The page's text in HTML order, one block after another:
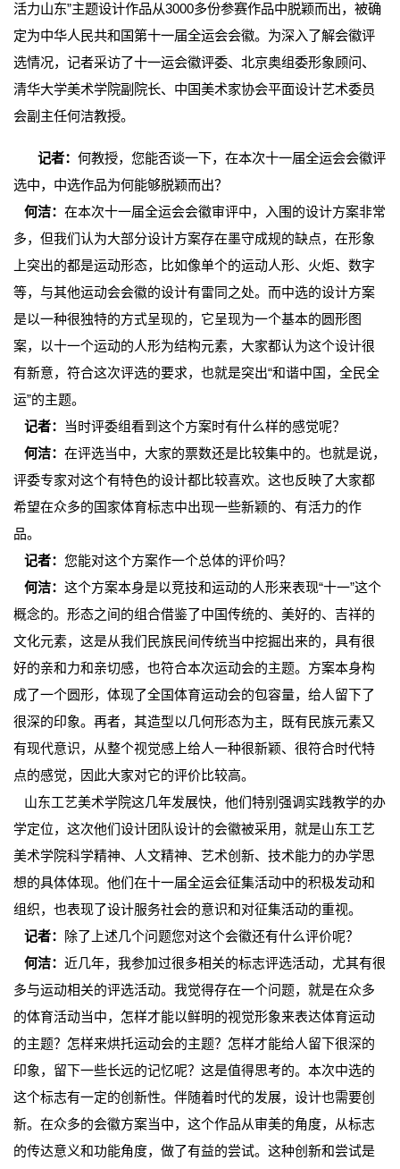
活力山东”主题设计作品从3000多份参赛作品中脱颖而出，被确
定为中华人民共和国第十一届全运会会徽。为深入了解会徽评
选情况，记者采访了十一运会徽评委、北京奥组委形象顾问、
清华大学美术学院副院长、中国美术家协会平面设计艺术委员
会副主任何洁教授。
记者：何教授，您能否谈一下，在本次十一届全运会会徽评
选中，中选作品为何能够脱颖而出？
何洁： 在本次十一届全运会会徽审评中，入围的设计方案非常
多，但我们认为大部分设计方案存在墨守成规的缺点，在形象
上突出的都是运动形态，比如像单个的运动人形、火炬、数字
等，与其他运动会会徽的设计有雷同之处。而中选的设计方案
是以一种很独特的方式呈现的，它呈现为一个基本的圆形图
案，以十一个运动的人形为结构元素，大家都认为这个设计很
有新意，符合这次评选的要求，也就是突出“和谐中国，全民全
运”的主题。
记者：
当时评委组看到这个方案时有什么样的感觉呢？
何洁： 在评选当中，大家的票数还是比较集中的。也就是说，
评委专家对这个有特色的设计都比较喜欢。这也反映了大家都
希望在众多的国家体育标志中出现一些新颖的、有活力的作
品。
记者： 您能对这个方案作一个总体的评价吗？
何洁： 这个方案本身是以竞技和运动的人形来表现“十一”这个
概念的。形态之间的组合借鉴了中国传统的、美好的、吉祥的
文化元素，这是从我们民族民间传统当中挖掘出来的，具有很
好的亲和力和亲切感，也符合本次运动会的主题。方案本身构
成了一个圆形，体现了全国体育运动会的包容量，给人留下了
很深的印象。再者，其造型以几何形态为主，既有民族元素又
有现代意识，从整个视觉感上给人一种很新颖、很符合时代特
点的感觉，因此大家对它的评价比较高。
山东工艺美术学院这几年发展快，他们特别强调实践教学的办
学定位，这次他们设计团队设计的会徽被采用，就是山东工艺
美术学院科学精神、人文精神、艺术创新、技术能力的办学思
想的具体体现。他们在十一届全运会征集活动中的积极发动和
组织，也表现了设计服务社会的意识和对征集活动的重视。
记者：
除了上述几个问题您对这个会徽还有什么评价呢？
何洁： 近几年，我参加过很多相关的标志评选活动，尤其有很
多与运动相关的评选活动。我觉得存在一个问题，就是在众多
的体育活动当中，怎样才能以鲜明的视觉形象来表达体育运动
的主题？怎样来烘托运动会的主题？怎样才能给人留下很深的
印象，留下一些长远的记忆呢？这是值得思考的。本次中选的
这个标志有一定的创新性。伴随着时代的发展，设计也需要创
新。在众多的会徽方案当中，这个作品从审美的角度，从标志
的传达意义和功能角度，做了有益的尝试。这种创新和尝试是